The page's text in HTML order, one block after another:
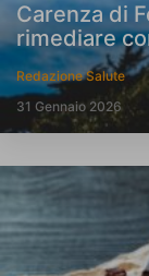
Carenza di
rimediare
Redazione Salute
31 Gennaio 2026